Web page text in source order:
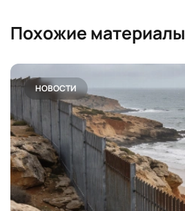
Похожие материалы
НОВОСТИ